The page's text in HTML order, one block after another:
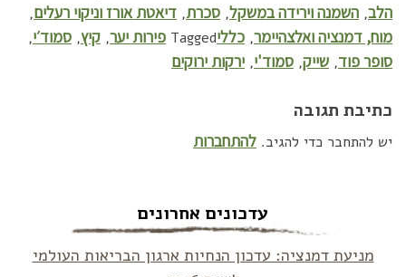
הלב, השמנה וירידה במשקל, סכרת, דיאטת אורז וניקוי רעלים,
מוח, דמנציה ואלצהיימר, כלליTagged פירות יער, קיץ, סמוד׳י,
סופר פוד, שייק, סמוד'י, ירקות ירוקים
כתיבת תגובה
יש להתחבר כדי להגיב. להתחברות
עדכונים אחרונים
מניעת דמנציה: עדכון הנחיות ארגון הבריאות העולמי